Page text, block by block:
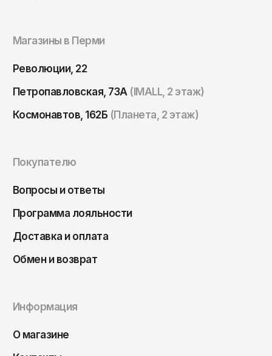
Магазины в Перми
Революции, 22
Петропавловская, 73А (IMALL, 2 этаж)
Космонавтов, 162Б (Планета, 2 этаж)
Покупателю
Вопросы и ответы
Программа лояльности
Доставка и оплата
Обмен и возврат
Информация
О магазине